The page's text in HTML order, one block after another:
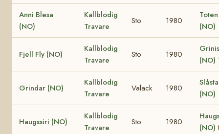
Anni Blesa
(NO)
Kallblodig
Travare
Sto 1980
(NO)
Fjell Fly (NO)
Kallblodig
Travare
Sto 1980
(NO)
Grindar (NO)
Kallblodig
Travare
Valack 1980
(NO)
Haugssiri (NO)
Kallblodig
Travare
Sto 1980
(NO)